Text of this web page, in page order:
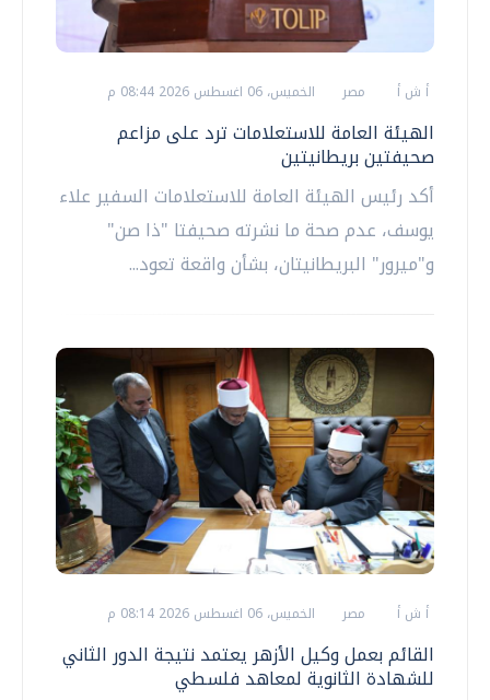
أ ش أ مصر الخميس، 06 اغسطس 2026 08:44 م
الهيئة العامة للاستعلامات ترد على مزاعم
صحيفتين بريطانيتين
أكد رئيس الهيئة العامة للاستعلامات السفير علاء
يوسف، عدم صحة ما نشرته صحيفتا "ذا صن"
و"ميرور" البريطانيتان، بشأن واقعة تعود...
أ ش أ مصر الخميس، 06 اغسطس 2026 08:14 م
القائم بعمل وكيل الأزهر يعتمد نتيجة الدور الثاني
للشهادة الثانوية لمعاهد فلسطي